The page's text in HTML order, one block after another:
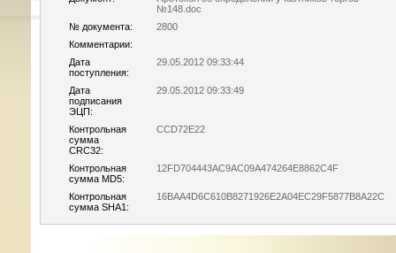
№148.doc
№ документа:
2800
Комментарии:
Дата
поступления:
29.05.2012 09:33:44
Дата
подписания
ЭЦП:
29.05.2012 09:33:49
Контрольная
сумма
CRC32:
CCD72E22
Контрольная
сумма MD5:
12FD704443AC9AC09A474264E8862C4F
Контрольная
сумма SHA1:
16BAA4D6C610B8271926E2A04EC29F5877B8A22C